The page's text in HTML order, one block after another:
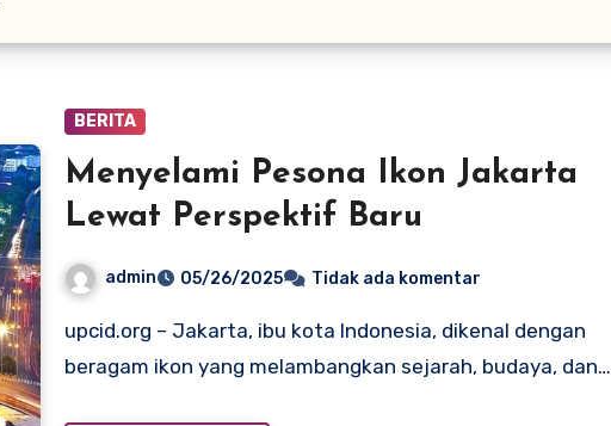
BERITA
Menyelami Pesona Ikon Jakarta
Lewat Perspektif Baru
admin 05/26/2025 Tidak ada komentar
upcid.org – Jakarta, ibu kota Indonesia, dikenal dengan
beragam ikon yang melambangkan sejarah, budaya, dan…